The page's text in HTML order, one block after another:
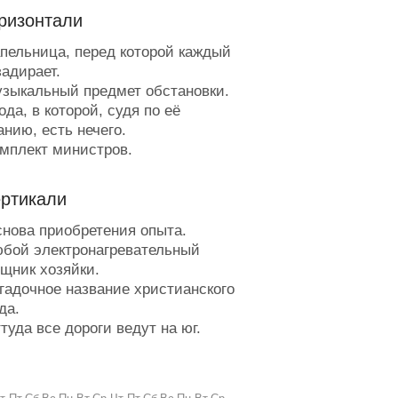
перед которой каждый
предмет обстановки.
в которой, судя по её
есть нечего.
министров.
медицина.
развлечений.
лавра.
хуже психолога разбирается в
потомок фигового листка.
качество товара.
бессмертия в индуизме.
приобретения опыта.
электронагревательный
хозяйки.
название христианского
все дороги ведут на юг.